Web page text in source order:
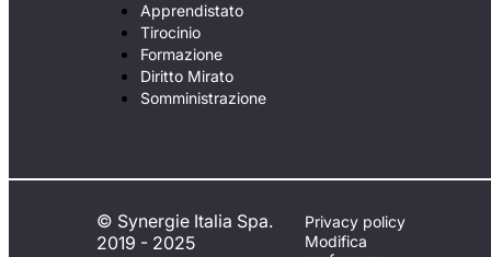
Apprendistato
Tirocinio
Formazione
Diritto Mirato
Somministrazione
© Synergie Italia Spa.
2019 - 2025
Privacy policy
Modifica